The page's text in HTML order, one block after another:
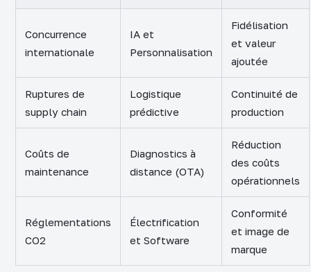
Concurrence
internationale
IA et
Personnalisation
Fidélisation
et valeur
ajoutée
Ruptures de
supply chain
Logistique
prédictive
Continuité de
production
Coûts de
maintenance
Diagnostics à
distance (OTA)
Réduction
des coûts
opérationnels
Réglementations
CO2
Électrification
et Software
Conformité
et image de
marque